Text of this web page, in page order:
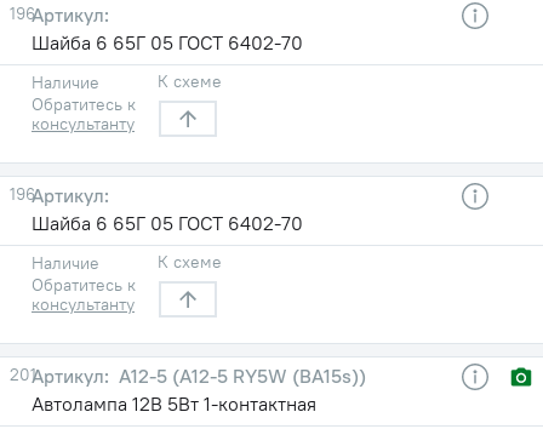
196
Шайба 6 65Г 05 ГОСТ 6402-70
Наличие
Обратитесь к
консультанту
К схеме
196
Шайба 6 65Г 05 ГОСТ 6402-70
Наличие
Обратитесь к
консультанту
К схеме
201
А12-5 (А12-5 RY5W (BA15s))
Автолампа 12В 5Вт 1-контактная